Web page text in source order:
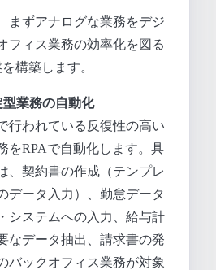
まずアナログな業務をデジ
フィス業務の効率化を図る
構築します。
業務の自動化
行われている反復性の高い
をRPAで自動化します。具
、契約書の作成（テンプレ
データ入力）、勤怠データ
システムへの入力、給与計
なデータ抽出、請求書の発
バックオフィス業務が対象